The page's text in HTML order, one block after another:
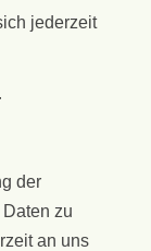
jederzeit
der
zu
an uns